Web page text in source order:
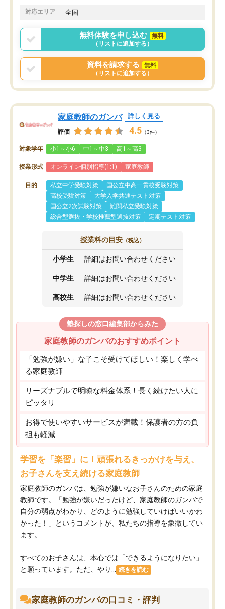
標を見つける事が出来ま
対応エリア 全国
無料体験を申し込む
無料
（リストに追加する）
資料を請求する
無料
（リストに追加する）
家庭教師のガンバ 詳しく見る
評価 4.5 （3件）
対象学年 小1～小6 中1～中3 高1～高3
授業形式 オンライン個別指導(1:1) 家庭教師
目的 私立中学受験対策
国公立中高一貫校受験対策
高校受験対策
大学入学共通テスト対策
国公立2次試験対策
難関私立受験対策
総合型選抜・学校推薦型選抜対策
定期テスト対策
授業料の目安 （税込）
小学生 詳細はお問い合わせください
中学生 詳細はお問い合わせください
高校生 詳細はお問い合わせください
塾探しの窓口編集部からみた
家庭教師のガンバのおすすめポイント
「勉強が嫌い」な子こそ受けてほしい！楽しく学べ
る家庭教師
リーズナブルで明瞭な料金体系！長く続けたい人に
ピッタリ
お得で使いやすいサービスが満載！保護者の方の負
担も軽減
学習を「楽習」に！頑張れるきっかけを与え、
お子さんを支え続ける家庭教師
家庭教師のガンバは、勉強が嫌いなお子さんのための家庭
教師です。「勉強が嫌いだったけど、家庭教師のガンバで
自分の弱点がわかり、どのように勉強していけばいいかわ
かった！」というコメントが、私たちの指導を象徴してい
ます。
すべてのお子さんは、本心では「できるようになりたい」
と願っています。ただ、やり...
続きを読む
家庭教師のガンバの口コミ・評判